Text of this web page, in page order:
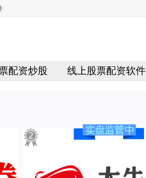
配资炒股 线上股票配资软件